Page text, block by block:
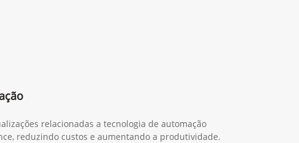
relacionadas a tecnologia de automação
reduzindo custos e aumentando a produtividade.